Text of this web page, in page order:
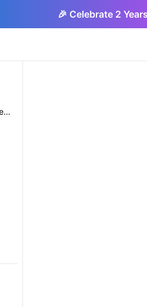
🎉 Celebrate 2
Модели и инструменты